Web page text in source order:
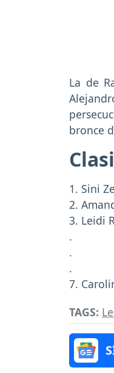
La de
bronce
1. Sini
2.
3. Leidi
.
.
.
7.
TAGS: